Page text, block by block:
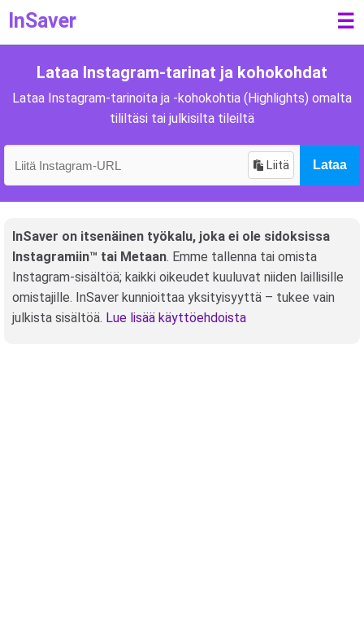
InSaver ☰
Lataa Instagram-tarinat ja kohokohdat
Lataa Instagram-tarinoita ja -kohokohtia (Highlights) omalta
tililtäsi tai julkisilta tileiltä
Liitä Lataa
InSaver on itsenäinen työkalu, joka ei ole sidoksissa
Instagramiin™ tai Metaan. Emme tallenna tai omista
Instagram-sisältöä; kaikki oikeudet kuuluvat niiden laillisille
omistajille. InSaver kunnioittaa yksityisyyttä – tukee vain
julkista sisältöä. Lue lisää käyttöehdoista